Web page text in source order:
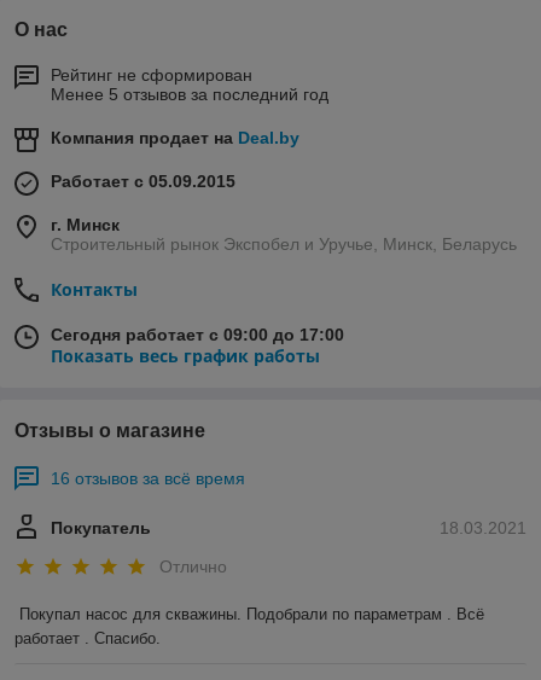
О нас
Рейтинг не сформирован
Менее 5 отзывов за последний год
Компания продает на Deal.by
Работает с 05.09.2015
г. Минск
Строительный рынок Экспобел и Уручье, Минск, Беларусь
Контакты
Сегодня работает с 09:00 до 17:00
Показать весь график работы
Отзывы о магазине
16 отзывов за всё время
18.03.2021
Покупатель
Отлично
Покупал насос для скважины. Подобрали по параметрам . Всё
работает . Спасибо.